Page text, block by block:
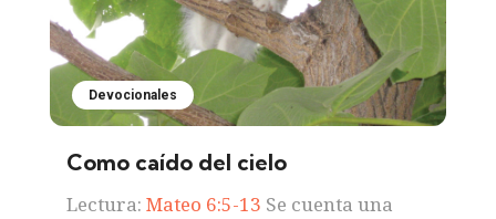
Devocionales
Como caído del cielo
Lectura: Mateo 6:5-13 Se cuenta una